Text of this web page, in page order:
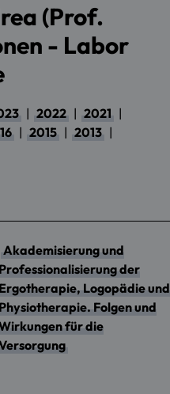
(Prof.
- Labor
| 2022 | 2021 |
| 2015 | 2013 |
Akademisierung und
Professionalisierung der
Ergotherapie, Logopädie und
Physiotherapie. Folgen und
für die